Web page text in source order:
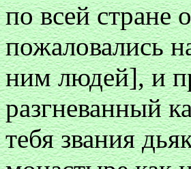
по всей
пожаловались
ним людей], и
разгневанный
тебя звания